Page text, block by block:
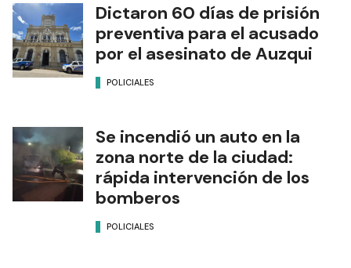
Dictaron 60 días de prisión
preventiva para el acusado
por el asesinato de Auzqui
POLICIALES
Se incendió un auto en la
zona norte de la ciudad:
rápida intervención de los
bomberos
POLICIALES